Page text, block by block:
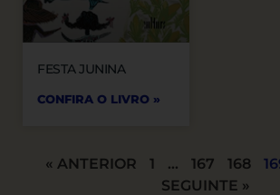
FESTA JUNINA
CONFIRA O LIVRO »
« ANTERIOR 1 … 167 168
SEGUINTE »